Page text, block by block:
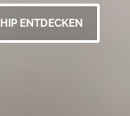
ENTDECKEN